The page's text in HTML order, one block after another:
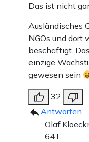
Das ist nicht
Ausländisches
NGOs und dort
beschäftigt.
einzige
gewesen sein
32
Antworten
64T